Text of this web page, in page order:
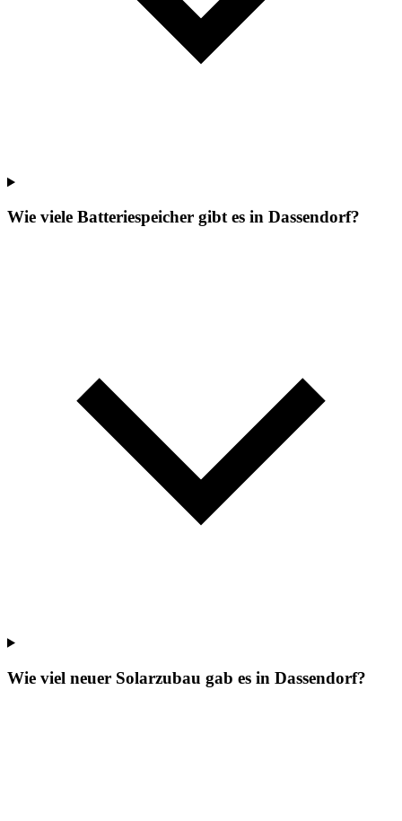
Wie viele Batteriespeicher gibt es in Dassendorf?
Wie viel neuer Solarzubau gab es in Dassendorf?